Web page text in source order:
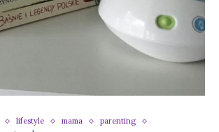
lifestyle mama
parenting